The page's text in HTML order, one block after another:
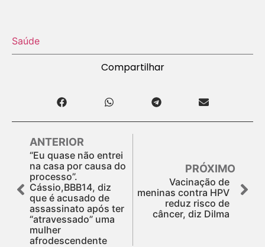
Saúde
Compartilhar
ANTERIOR
“Eu quase não entrei
na casa por causa do
processo”.
Cássio,BBB14, diz
que é acusado de
assassinato após ter
“atravessado” uma
mulher
afrodescendente
PRÓXIMO
Vacinação de
meninas contra HPV
reduz risco de
câncer, diz Dilma